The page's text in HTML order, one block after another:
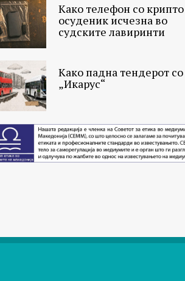
Како телефон со
осуденик исчезна во
судските лавиринти
Како падна тендерот со
„Икарус“